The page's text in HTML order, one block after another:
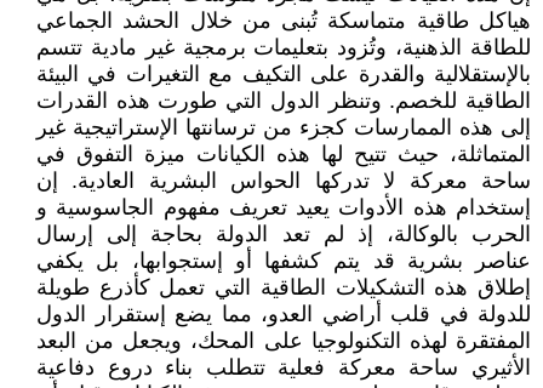
هياكل طاقية متماسكة تُبنى من خلال الحشد الجماعي
للطاقة الذهنية، وتُزود بتعليمات برمجية غير مادية تتسم
بالإستقلالية والقدرة على التكيف مع التغيرات في البيئة
الطاقية للخصم. وتنظر الدول التي طورت هذه القدرات
إلى هذه الممارسات كجزء من ترسانتها الإستراتيجية غير
المتماثلة، حيث تتيح لها هذه الكيانات ميزة التفوق في
ساحة معركة لا تدركها الحواس البشرية العادية. إن
إستخدام هذه الأدوات يعيد تعريف مفهوم الجاسوسية و
الحرب بالوكالة، إذ لم تعد الدولة بحاجة إلى إرسال
عناصر بشرية قد يتم كشفها أو إستجوابها، بل يكفي
إطلاق هذه التشكيلات الطاقية التي تعمل كأذرع طويلة
للدولة في قلب أراضي العدو، مما يضع إستقرار الدول
المفتقرة لهذه التكنولوجيا على المحك، ويجعل من البعد
الأثيري ساحة معركة فعلية تتطلب بناء دروع دفاعية